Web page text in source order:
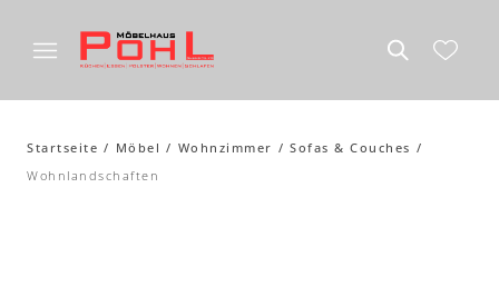
Startseite Möbel Wohnzimmer
Sofas & Couches
Wohnlandschaften